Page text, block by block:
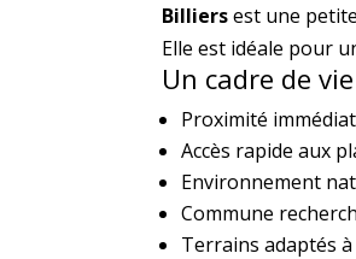
Billiersest une
Elle est idéale pour
Un cadre de
Proximité
Accès rapide aux
Environnement
Commune
Terrains adaptés